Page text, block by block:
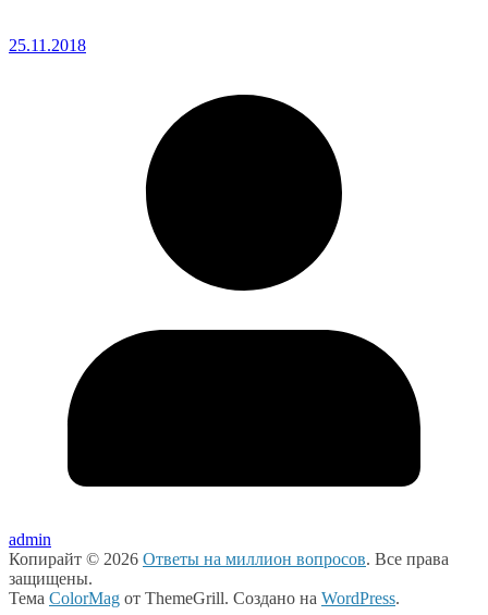
25.11.2018
admin
Копирайт © 2026 Ответы на миллион вопросов. Все права
защищены.
Тема ColorMag от ThemeGrill. Создано на WordPress.